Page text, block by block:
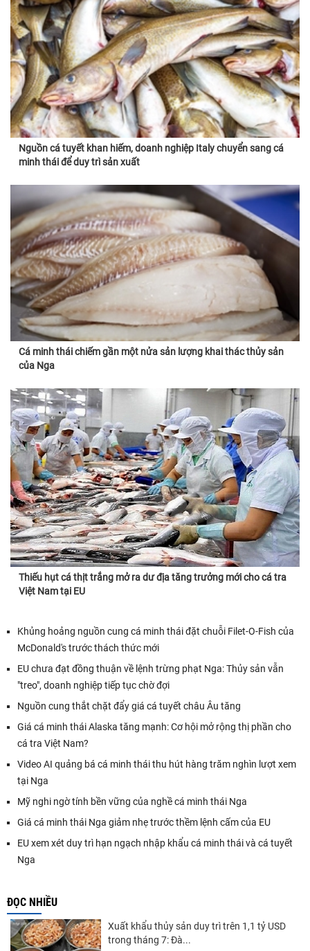
Nguồn cá tuyết khan hiếm, doanh nghiệp Italy chuyển sang cá
minh thái để duy trì sản xuất
Cá minh thái chiếm gần một nửa sản lượng khai thác thủy sản
của Nga
Thiếu hụt cá thịt trắng mở ra dư địa tăng trưởng mới cho cá tra
Việt Nam tại EU
Khủng hoảng nguồn cung cá minh thái đặt chuỗi Filet-O-Fish của
McDonald's trước thách thức mới
EU chưa đạt đồng thuận về lệnh trừng phạt Nga: Thủy sản vẫn
"treo", doanh nghiệp tiếp tục chờ đợi
Nguồn cung thắt chặt đẩy giá cá tuyết châu Âu tăng
Giá cá minh thái Alaska tăng mạnh: Cơ hội mở rộng thị phần cho
cá tra Việt Nam?
Video AI quảng bá cá minh thái thu hút hàng trăm nghìn lượt xem
tại Nga
Mỹ nghi ngờ tính bền vững của nghề cá minh thái Nga
Giá cá minh thái Nga giảm nhẹ trước thềm lệnh cấm của EU
EU xem xét duy trì hạn ngạch nhập khẩu cá minh thái và cá tuyết
Nga
ĐỌC NHIỀU
Xuất khẩu thủy sản duy trì trên 1,1 tỷ USD
trong tháng 7: Đà...